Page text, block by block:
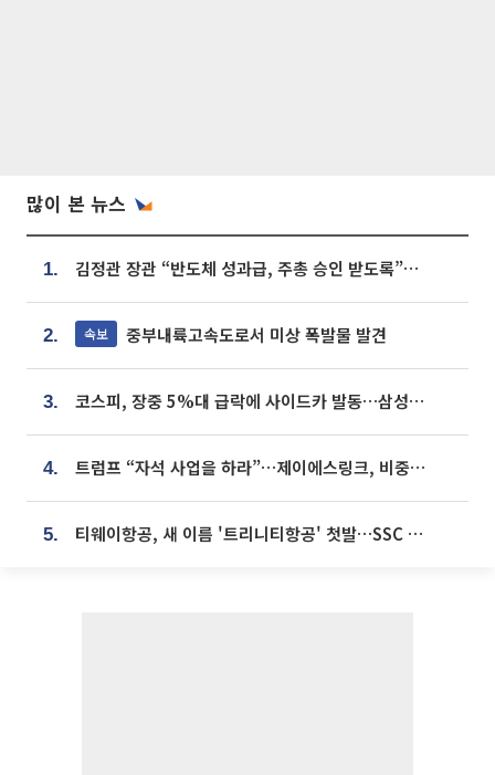
많이 본 뉴스
1. 김정관 장관 “반도체 성과급, 주총 승인 받도록”…상법·자본시장법 개정 시사
2. 속보 중부내륙고속도로서 미상 폭발물 발견
3. 코스피, 장중 5%대 급락에 사이드카 발동…삼성·SK 동반 폭락
4. 트럼프 “자석 사업을 하라”…제이에스링크, 비중국 영구자석 공급망 구축 속도
5. 티웨이항공, 새 이름 '트리니티항공' 첫발…SSC 전략 본격화